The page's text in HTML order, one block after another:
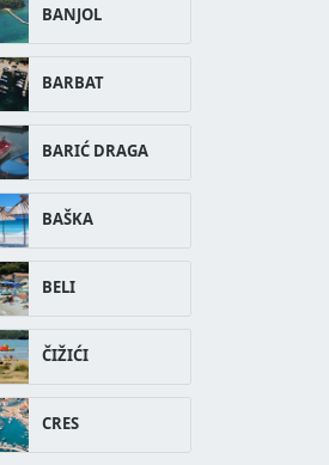
BANJOL
BARBAT
BARIĆ DRAGA
BAŠKA
BELI
ČIŽIĆI
CRES